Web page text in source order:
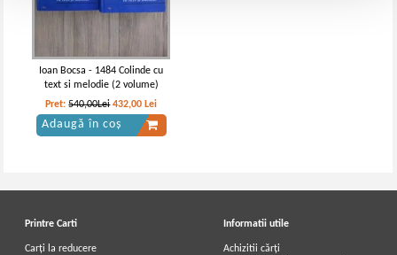
Ioan Bocsa - 1484 Colinde cu
text si melodie (2 volume)
Pret:540,00Lei 432,00 Lei
Adaugă în coș
Printre Carti
Carți la reducere
Informatii utile
Achizitii cărți